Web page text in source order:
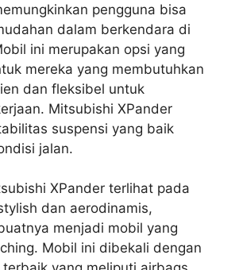
pengguna bisa
dalam berkendara di
ini merupakan opsi yang
mereka yang membutuhkan
dan fleksibel untuk
Mitsubishi XPander
suspensi yang baik
jalan.
XPander terlihat pada
dan aerodinamis,
menjadi mobil yang
Mobil ini dibekali dengan